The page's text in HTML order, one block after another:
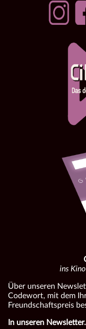
ins
Über unseren
Codewort, mit dem
Freundschaftspreis
In unseren